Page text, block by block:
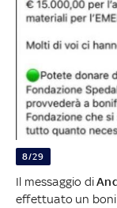
8/29
Il messaggio di
effettuato un